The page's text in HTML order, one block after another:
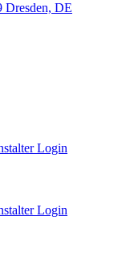
Dresden, DE
Login
Login